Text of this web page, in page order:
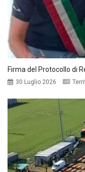
Firma del Protocollo di
30 Luglio 2026